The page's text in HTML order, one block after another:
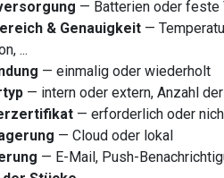
— Batterien oder feste
& Genauigkeit —
...
— einmalig oder wiederholt
— intern oder extern, Anzahl der
— erforderlich oder
— Cloud oder lokal
— E-Mail, Push-